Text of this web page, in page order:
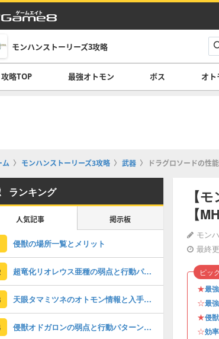
モンハンストーリーズ3攻略
攻略TOP 最強オトモン ボス オト
ム モンハンストーリーズ3攻略 武器 ドラグロソードの性
【
【
モン
最終
★最
☆最
★侵
☆効
ピッ
ランキング
人気記事 掲示板
侵獣の場所一覧とメリット
超竜化リオレウス亜種の弱点と行動パターン攻略
天眼タマミツネのオトモン情報と入手方法・場所
侵獣オドガロンの弱点と行動パターン攻略